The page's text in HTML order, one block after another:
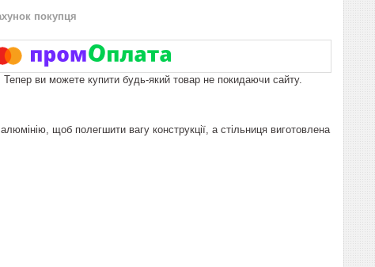
покупця
Тепер ви можете купити будь-який товар не покидаючи сайту.
щоб полегшити вагу конструкції, а стільниця виготовлена